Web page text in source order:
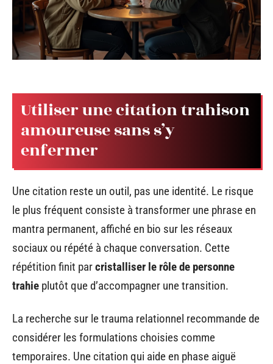
Utiliser une citation trahison
amoureuse sans s’y
enfermer
Une citation reste un outil, pas une identité. Le risque
le plus fréquent consiste à transformer une phrase en
mantra permanent, affiché en bio sur les réseaux
sociaux ou répété à chaque conversation. Cette
répétition finit parcristalliser le rôle de personne
trahie plutôt que d’accompagner une transition.
La recherche sur le trauma relationnel recommande de
considérer les formulations choisies comme
temporaires. Une citation qui aide en phase aiguë